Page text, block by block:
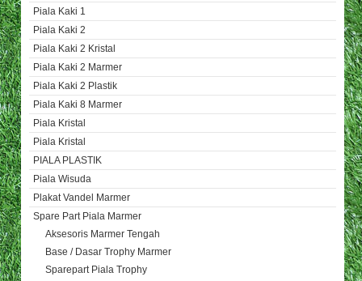
Piala Kaki 1
Piala Kaki 2
Piala Kaki 2 Kristal
Piala Kaki 2 Marmer
Piala Kaki 2 Plastik
Piala Kaki 8 Marmer
Piala Kristal
Piala Kristal
PIALA PLASTIK
Piala Wisuda
Plakat Vandel Marmer
Spare Part Piala Marmer
Aksesoris Marmer Tengah
Base / Dasar Trophy Marmer
Sparepart Piala Trophy